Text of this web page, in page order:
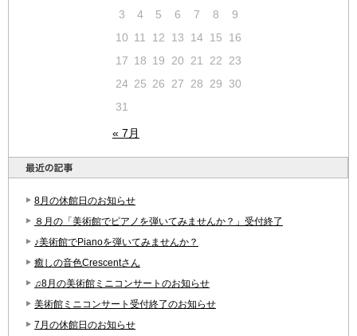
« 7月
3
4 5 6 7 8
9
10 11 12 13 14 15
16
17 18 19 20 21 22 23
24 25 26 27 28 29
30
31
8月の休館日のお知らせ
８月の「美術館でピアノを弾いてみませんか？」受付終了
♪美術館でPianoを弾いてみませんか？
癒しの音色Crescentさん
♫8月の美術館ミニコンサートのお知らせ
美術館ミニコンサート受付終了のお知らせ
7月の休館日のお知らせ